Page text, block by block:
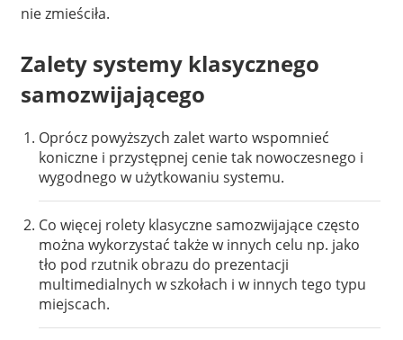
nie zmieściła.
Zalety systemy klasycznego
samozwijającego
Oprócz powyższych zalet warto wspomnieć
koniczne i przystępnej cenie tak nowoczesnego i
wygodnego w użytkowaniu systemu.
Co więcej rolety klasyczne samozwijające często
można wykorzystać także w innych celu np. jako
tło pod rzutnik obrazu do prezentacji
multimedialnych w szkołach i w innych tego typu
miejscach.